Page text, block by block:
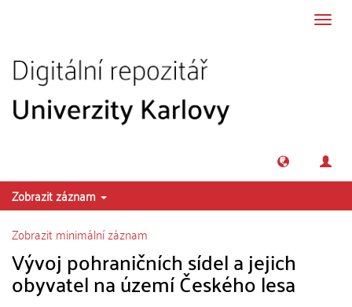
Zobrazit záznam
Zobrazit minimální záznam
Vývoj pohraničních sídel a jejich
obyvatel na území Českého lesa